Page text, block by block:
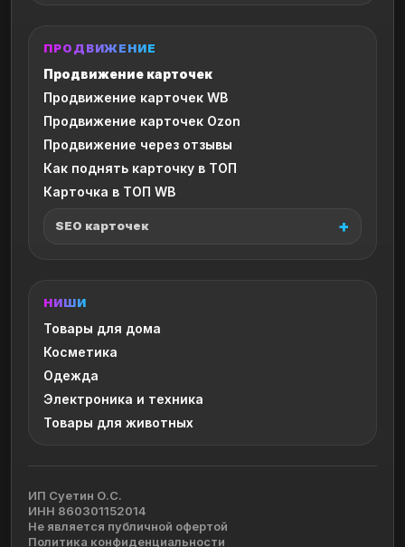
ПРОДВИЖЕНИЕ
Продвижение карточек
Продвижение карточек WB
Продвижение карточек Ozon
Продвижение через отзывы
Как поднять карточку в ТОП
Карточка в ТОП WB
SEO карточек
НИШИ
Товары для дома
Косметика
Одежда
Электроника и техника
Товары для животных
ИП Суетин О.С.
ИНН 860301152014
Не является публичной офертой
Политика конфиденциальности